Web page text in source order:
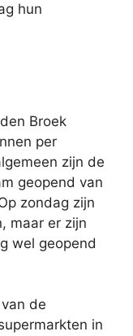
hun
Broek
per
zijn de
geopend van
zondag zijn
maar er zijn
wel geopend
de
in